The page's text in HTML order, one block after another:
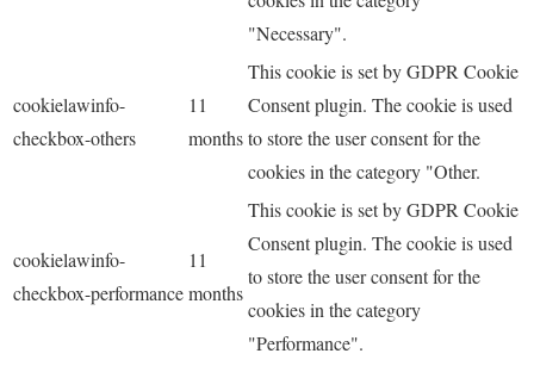
"Necessary".
cookielawinfo-
checkbox-others
11
months
This cookie is set by GDPR Cookie
Consent plugin. The cookie is used
to store the user consent for the
cookies in the category "Other.
cookielawinfo-
checkbox-performance
11
months
This cookie is set by GDPR Cookie
Consent plugin. The cookie is used
to store the user consent for the
cookies in the category
"Performance".